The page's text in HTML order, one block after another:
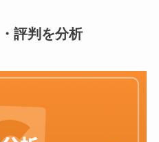
評判を分析